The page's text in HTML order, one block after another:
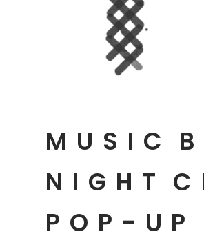
NIGHT
MUSIC
POP-UP